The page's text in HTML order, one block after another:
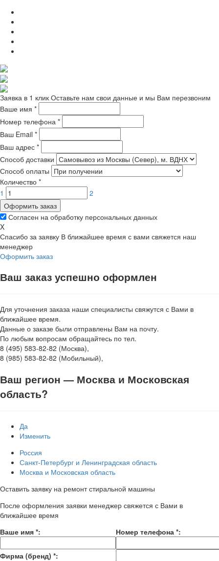
Заявка в 1 клик Оставьте нам свои данные и мы Вам перезвоним
Ваше имя *
Номер телефона *
Ваш Email *
Ваш адрес *
Способ доставки
Способ оплаты
Количество *
1
2
Оформить заказ
Согласен на обработку персональных данных
X
Спасибо за заявку В ближайшее время с вами свяжется наш
менеджер
Оформить заказ
Ваш заказ успешно оформлен
Для уточнения заказа наши специалисты свяжутся с Вами в
ближайшее время.
Данные о заказе были отправлены Вам на почту.
По любым вопросам обращайтесь по тел.
8 (495) 583-82-82 (Москва),
8 (985) 583-82-82 (Мобильный),
Ваш регион — Москва и Московская
область?
Да
Изменить
Россия
Санкт-Петербург и Ленинградская область
Москва и Московская область
Оставить заявку на ремонт стиральной машины
После оформления заявки менеджер свяжется с Вами в
ближайшее время
Ваше имя *: Номер телефона *:
Фирма (бренд) *: